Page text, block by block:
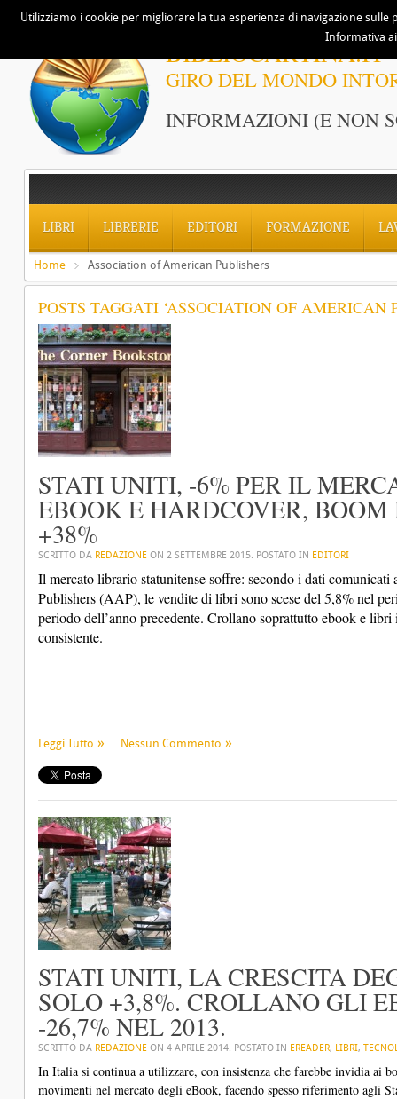
BIBLIOCARTINA.IT
GIRO DEL MONDO
INFORMAZIONI (E NON
LIBRI LIBRERIE EDITORI FORMAZIONE
Home Association of American Publishers
POSTS TAGGATI ‘ASSOCIATION OF AMERICAN
STATI UNITI, -6% PER IL
EBOOK E HARDCOVER,
+38%
SCRITTO DA REDAZIONE ON 2 SETTEMBRE 2015. POSTATO IN EDITORI
Il mercato librario statunitense soffre: secondo i dati
Publishers (AAP), le vendite di libri sono scese del 5,8% nel
periodo dell’anno precedente. Crollano soprattutto ebook e
consistente.
Leggi Tutto Nessun Commento
STATI UNITI, LA CRESCITA
SOLO +3,8%. CROLLANO GLI
-26,7% NEL 2013.
SCRITTO DA REDAZIONE ON 4 APRILE 2014. POSTATO IN EREADER, LIBRI,
In Italia si continua a utilizzare, con insistenza che farebbe invidia ai
movimenti nel mercato degli eBook, facendo spesso riferimento agli
Utilizziamo i cookie per migliorare la tua esperienza di navigazione
Informativa ai